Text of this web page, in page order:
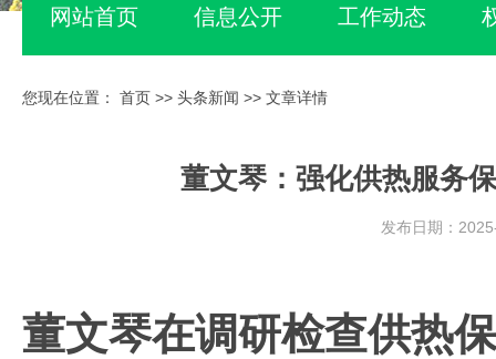
网站首页 信息公开 工作动态
您现在位置： 首页 >> 头条新闻 >> 文章详情
董文琴：强化供热服务
发布日期：
董文琴在调研检查供热